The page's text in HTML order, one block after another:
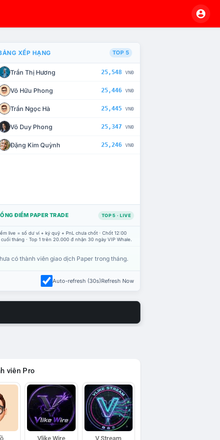
CHẾ TÀI XỬ LÝ VI PHẠM
XẾP HẠNG TOP 5
Trần Thị Hương 25,548 VNĐ
Võ Hữu Phong 25,446 VNĐ
Trần Ngọc Hà 25,445 VNĐ
Võ Duy Phong 25,347 VNĐ
Đặng Kim Quỳnh 25,246 VNĐ
ĐIỂM PAPER TRADE TOP 5 · LIVE
live = số dư ví + ký quỹ + PnL chưa chốt · Chốt 12:00
tháng · Top 1 trên 20.000 đ nhận 30 ngày VIP Whale.
có thành viên giao dịch Paper trong tháng.
Auto-refresh (30s)Refresh Now
viên Pro
Vlike Wire V Stream